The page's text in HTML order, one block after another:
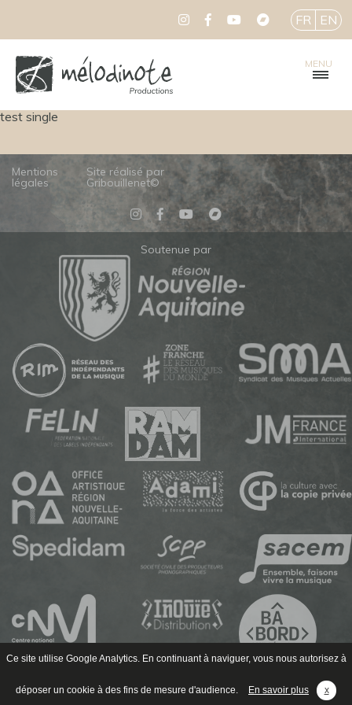
Ce site utilise Google Analytics. En continuant à naviguer, vous nous autorisez à
déposer un cookie à des fins de mesure d'audience. En savoir plus x
MENU
FR EN
test single
Mentions
légales
Site réalisé par
Gribouillenet©
Soutenue par